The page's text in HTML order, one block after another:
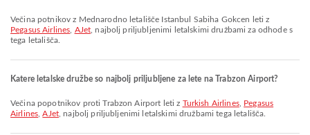
Večina potnikov z Mednarodno letališče Istanbul Sabiha Gokcen leti z
Pegasus Airlines AJet , najbolj priljubljenimi letalskimi družbami za odhode s
tega letališča.
Katere letalske družbe so najbolj priljubljene za lete na Trabzon Airport?
Večina popotnikov proti Trabzon Airport leti z Turkish Airlines, Pegasus
Airlines ,AJet, najbolj priljubljenimi letalskimi družbami tega letališča.